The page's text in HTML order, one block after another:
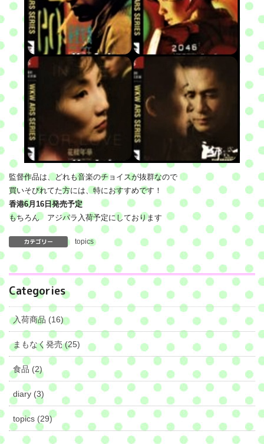
監督作品は、どれも音楽のチョイスが抜群なので
買いそびれてた方には、特におすすめです！
香港6月16日発売予定
もちろん アジパラ入荷予定にしております
カテゴリー topics
Categories
入荷商品 (16)
まもなく発売 (25)
食品 (2)
diary (3)
topics (29)